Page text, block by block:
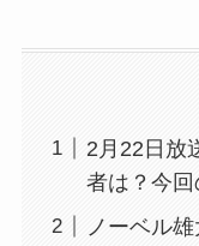
2月22日放
者は？今回
ノーベル